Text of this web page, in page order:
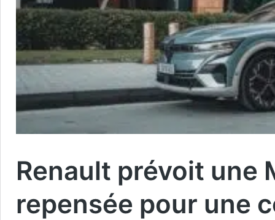
Renault prévoit une
repensée pour une